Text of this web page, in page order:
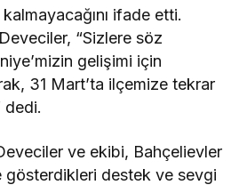
kalmayacağını ifade etti.
“Sizlere söz
gelişimi için
31 Mart’ta ilçemize tekrar
dedi.
ve ekibi, Bahçelievler
gösterdikleri destek ve sevgi